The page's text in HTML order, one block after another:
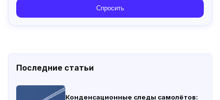
Спросить
Последние статьи
Конденсационные следы самолётов: